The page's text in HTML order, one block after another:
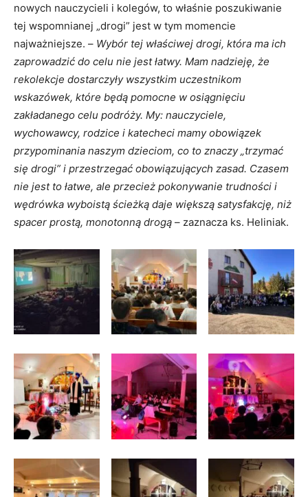
nowych nauczycieli i kolegów, to właśnie poszukiwanie
tej wspomnianej „drogi” jest w tym momencie
najważniejsze. – Wybór tej właściwej drogi, która ma ich
zaprowadzić do celu nie jest łatwy. Mam nadzieję, że
rekolekcje dostarczyły wszystkim uczestnikom
wskazówek, które będą pomocne w osiągnięciu
zakładanego celu podróży. My: nauczyciele,
wychowawcy, rodzice i katecheci mamy obowiązek
przypominania naszym dzieciom, co to znaczy „trzymać
się drogi” i przestrzegać obowiązujących zasad. Czasem
nie jest to łatwe, ale przecież pokonywanie trudności i
wędrówka wyboistą ścieżką daje większą satysfakcję, niż
spacer prostą, monotonną drogą – zaznacza ks. Heliniak.